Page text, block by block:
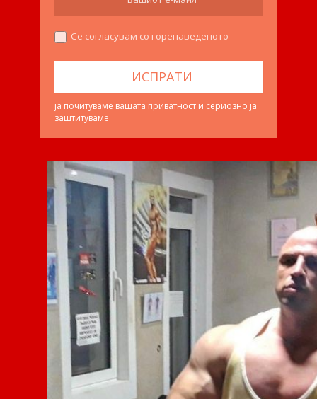
Се согласувам со горенаведеното
ја почитуваме вашата приватност и сериозно ја
заштитуваме